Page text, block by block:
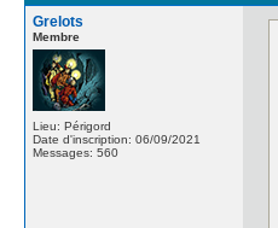
Grelots
Membre
Lieu: Périgord
Date d'inscription: 06/09/2021
Messages: 560